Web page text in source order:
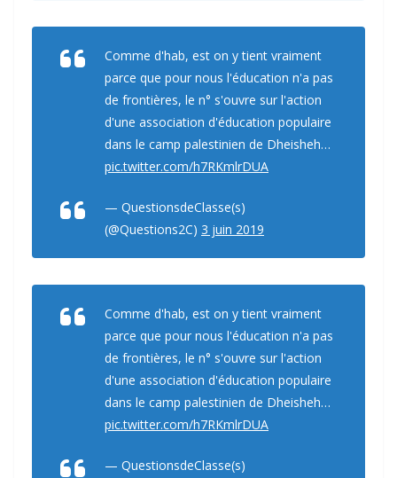
Comme d'hab, est on y tient vraiment
parce que pour nous l'éducation n'a pas
de frontières, le n° s'ouvre sur l'action
d'une association d'éducation populaire
dans le camp palestinien de Dheisheh…
pic.twitter.com/h7RKmlrDUA
— QuestionsdeClasse(s)
(@Questions2C) 3 juin 2019
Comme d'hab, est on y tient vraiment
parce que pour nous l'éducation n'a pas
de frontières, le n° s'ouvre sur l'action
d'une association d'éducation populaire
dans le camp palestinien de Dheisheh…
pic.twitter.com/h7RKmlrDUA
— QuestionsdeClasse(s)